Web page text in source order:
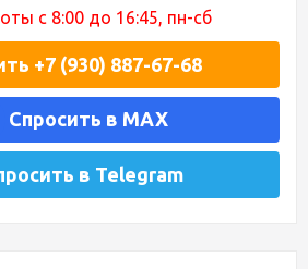
с 8:00 до 16:45, пн-сб
+7 (930) 887-67-68
Спросить в MAX
в Telegram